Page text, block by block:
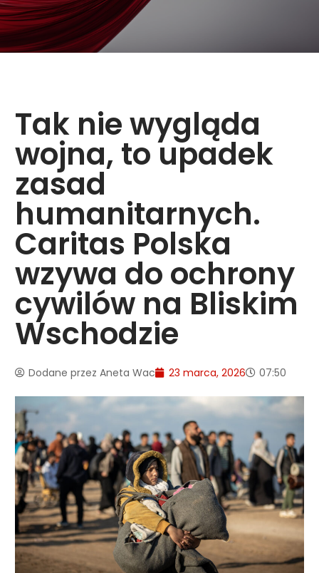
Tak nie wygląda
wojna, to upadek
zasad
humanitarnych.
Caritas Polska
wzywa do ochrony
cywilów na Bliskim
Wschodzie
Dodane przez Aneta Wac 23 marca, 2026 07:50